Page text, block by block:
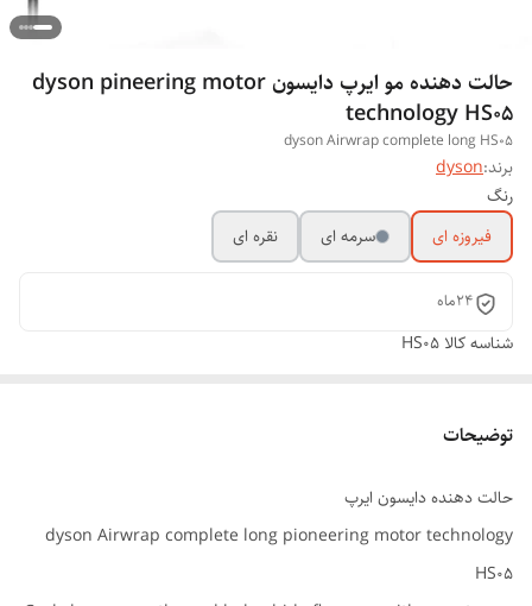
حالت دهنده مو ایرپ دایسون dyson pineering motor
technology HS05
dyson Airwrap complete long HS05
برند:dyson
رنگ
فیروزه ای
سرمه ای نقره ای
24ماه
شناسه کالا HS05
توضیحات
حالت دهنده دایسون ایرپ
dyson Airwrap complete long pioneering motor technology
HS05